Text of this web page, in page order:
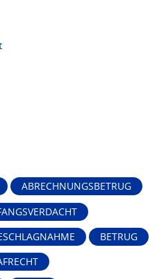
ABRECHNUNGSBETRUG
BETRUG